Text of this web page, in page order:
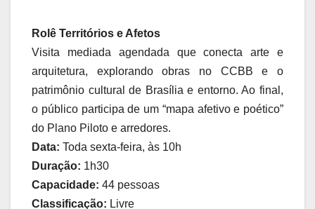
Rolê Territórios e Afetos
Visita mediada agendada que conecta arte e
arquitetura, explorando obras no CCBB e o
patrimônio cultural de Brasília e entorno. Ao final,
o público participa de um “mapa afetivo e poético”
do Plano Piloto e arredores.
Data: Toda sexta-feira, às 10h
Duração: 1h30
Capacidade: 44 pessoas
Classificação: Livre